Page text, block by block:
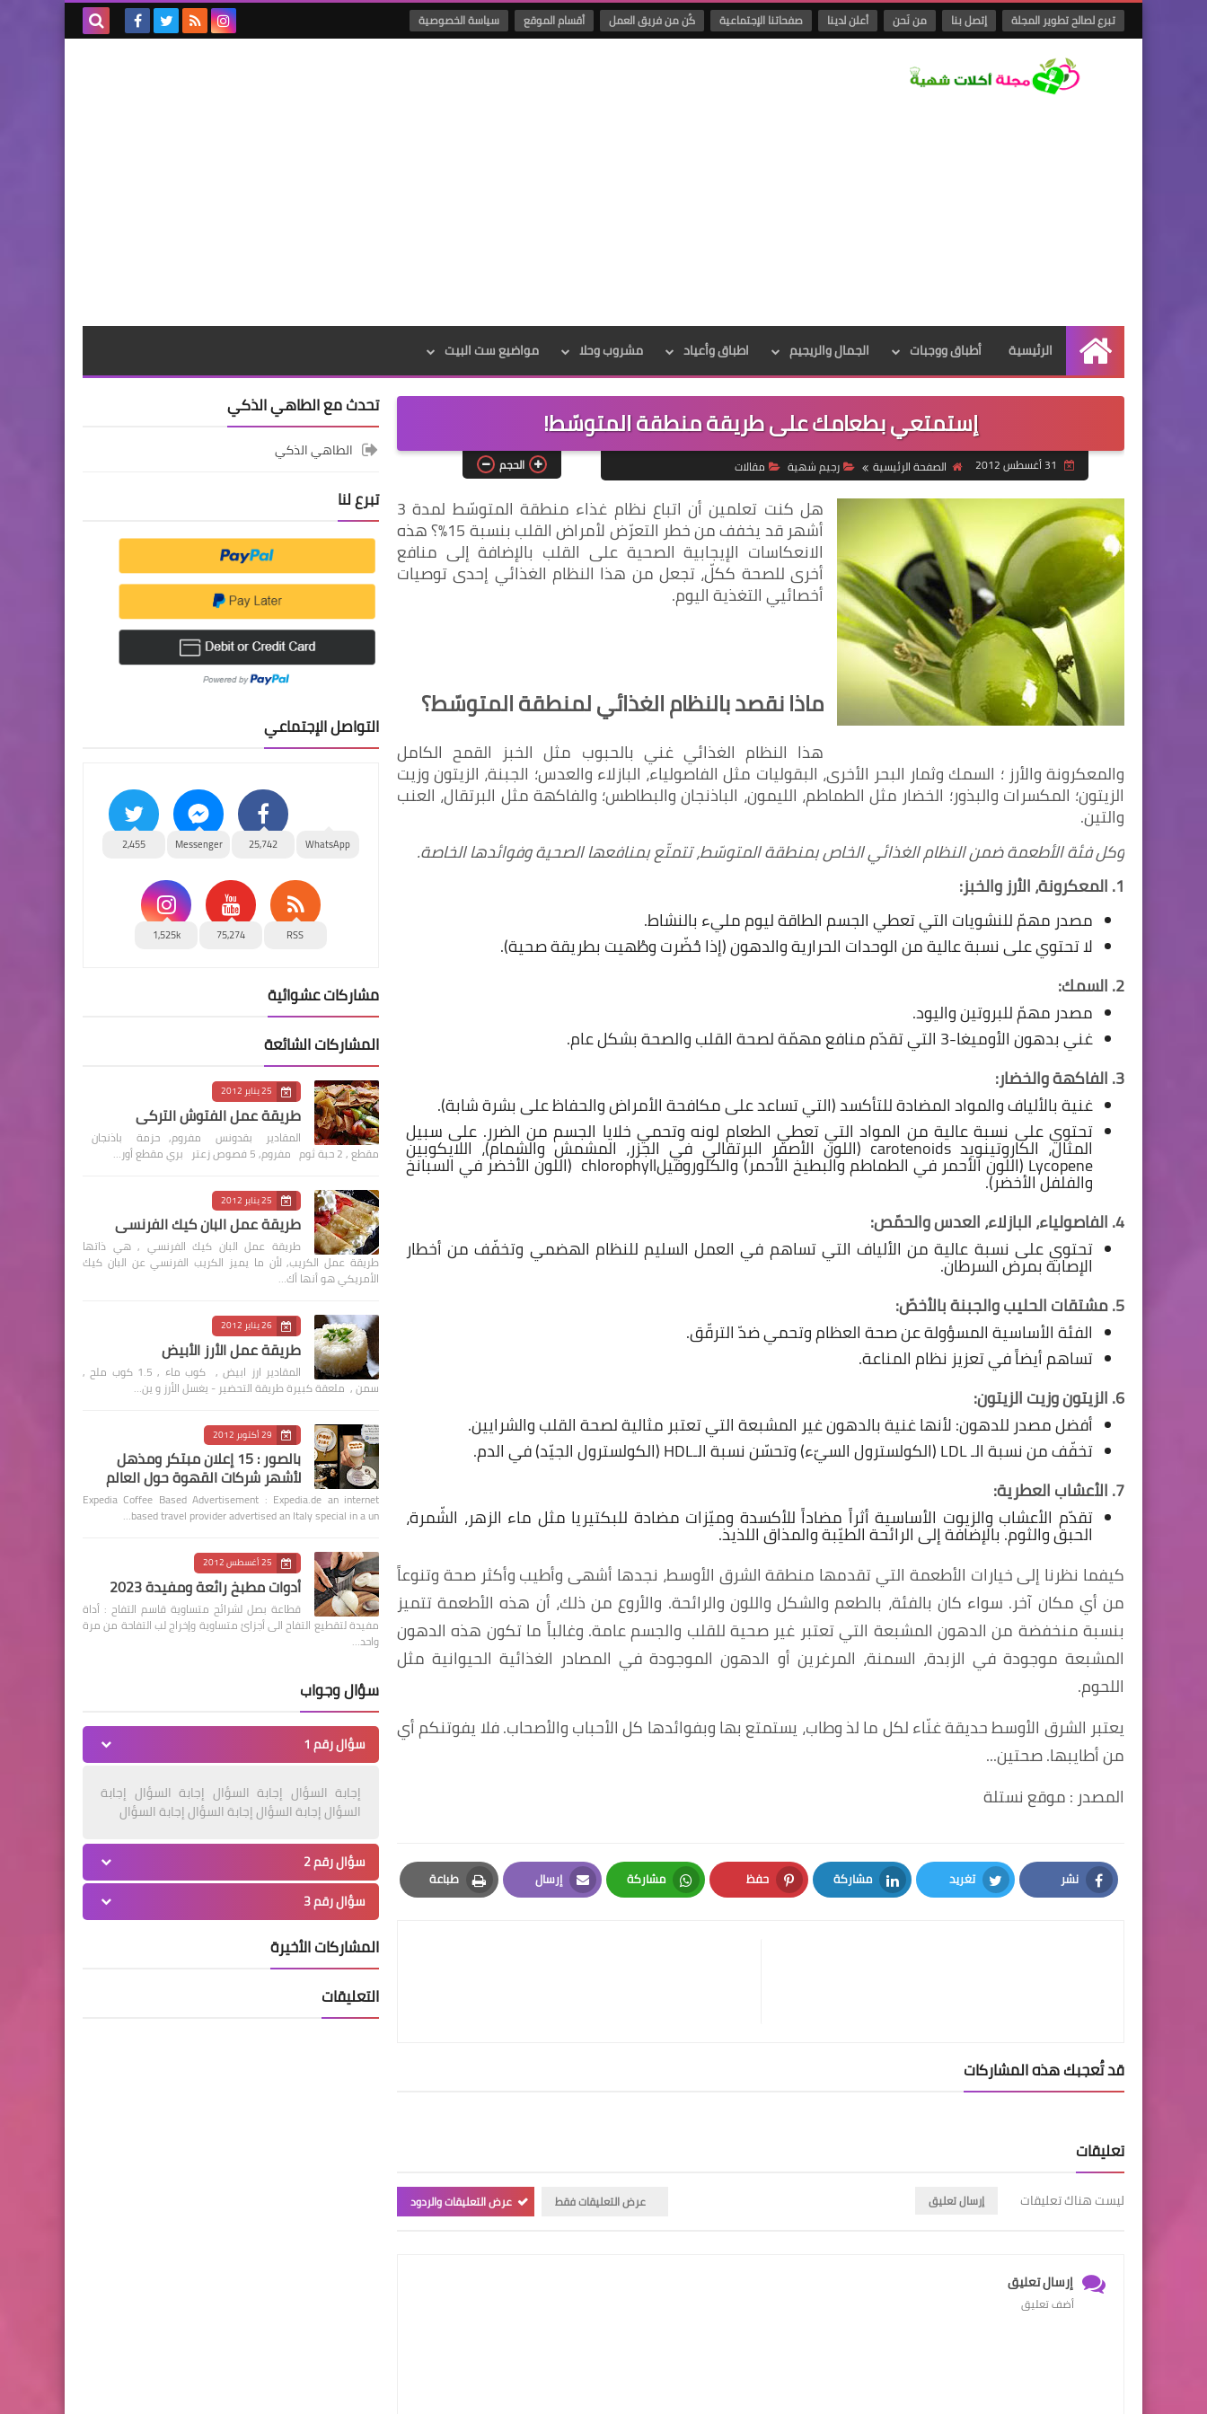
تبرع لصالح تطوير المجلة إتصل بنا من نَحن أعلن لدينا صفحاتنا الإجتماعية كُن من فريق العمل أقسام الموقع سياسة الخصوصية
الرئيسية
الرئيسية أطباق ووجبات الجمال والريجيم اطباق وأعياد مشروب وحلا مواضيع ست البيت
إستمتعي بطعامك على طريقة منطقة المتوسّط!
الصفحة الرئيسية رجيم شهية مقالات الحجم
هل كنت تعلمين أن اتباع نظام غذاء منطقة المتوسّط لمدة 3
أشهر قد يخفف من خطر التعرّض لأمراض القلب بنسبة 15%؟ هذه
الانعكاسات الإيجابية الصحية على القلب بالإضافة إلى منافع
أخرى للصحة ككلّ، تجعل من هذا النظام الغذائي إحدى توصيات
أخصائيي التغذية اليوم.
ماذا نقصد بالنظام الغذائي لمنطقة المتوسّط؟
هذا النظام الغذائي غني بالحبوب مثل الخبز القمح الكامل
والمعكرونة والأرز ؛ السمك وثمار البحر الأخرى، البقوليات مثل الفاصولياء، البازلاء والعدس؛ الجبنة، الزيتون وزيت
الزيتون؛ المكسرات والبذور؛ الخضار مثل الطماطم، الليمون، الباذنجان والبطاطس؛ والفاكهة مثل البرتقال، العنب
والتين.
وكل فئة الأطعمة ضمن النظام الغذائي الخاص بمنطقة المتوسّط، تتمتّع بمنافعها الصحية وفوائدها الخاصة.
1. المعكرونة، الأرز والخبز:
مصدر مهمّ للنشويات التي تعطي الجسم الطاقة ليوم مليء بالنشاط.
لا تحتوي على نسبة عالية من الوحدات الحرارية والدهون (إذا حُضّرت وطُهيت بطريقة صحية).
2. السمك:
مصدر مهمّ للبروتين واليود.
غني بدهون الأوميغا-3 التي تقدّم منافع مهمّة لصحة القلب والصحة بشكل عام.
3. الفاكهة والخضار:
غنية بالألياف والمواد المضادة للتأكسد (التي تساعد على مكافحة الأمراض والحفاظ على بشرة شابة).
تحتوي على نسبة عالية من المواد التي تعطي الطعام لونه وتحمي خلايا الجسم من الضرر. على سبيل
المثال، الكاروتينويد carotenoids (اللون الأصفر البرتقالي في الجزر، المشمش والشمام)، اللايكوبين
Lycopene (اللون الأحمر في الطماطم والبطيخ الأحمر) والكلوروفيلchlorophyll (اللون الأخضر في السبانخ
والفلفل الأخضر).
4. الفاصولياء، البازلاء، العدس والحمّص:
تحتوي على نسبة عالية من الألياف التي تساهم في العمل السليم للنظام الهضمي وتخفّف من أخطار
الإصابة بمرض السرطان.
5. مشتقات الحليب والجبنة بالأخصّ:
الفئة الأساسية المسؤولة عن صحة العظام وتحمي ضدّ الترقّق.
تساهم أيضاً في تعزيز نظام المناعة.
6. الزيتون وزيت الزيتون:
أفضل مصدر للدهون: لأنها غنية بالدهون غير المشبعة التي تعتبر مثالية لصحة القلب والشرايين.
تخفّف من نسبة الـ LDL (الكولسترول السيّء) وتحسّن نسبة الـHDL (الكولسترول الجيّد) في الدم.
7. الأعشاب العطرية:
تقدّم الأعشاب والزيوت الأساسية أثراً مضاداً للأكسدة وميّزات مضادة للبكتيريا مثل ماء الزهر، الشّمرة،
الحبق والثوم. بالإضافة إلى الرائحة الطيّبة والمذاق اللذيذ.
كيفما نظرنا إلى خيارات الأطعمة التي تقدمها منطقة الشرق الأوسط، نجدها أشهى وأطيب وأكثر صحة وتنوعاً
من أي مكان آخر. سواء كان بالفئة، بالطعم والشكل واللون والرائحة. والأروع من ذلك، أن هذه الأطعمة تتميز
بنسبة منخفضة من الدهون المشبعة التي تعتبر غير صحية للقلب والجسم عامة. وغالباً ما تكون هذه الدهون
المشبعة موجودة في الزبدة، السمنة، المرغرين أو الدهون الموجودة في المصادر الغذائية الحيوانية مثل
اللحوم.
يعتبر الشرق الأوسط حديقة غنّاء لكل ما لذ وطاب، يستمتع بها وبفوائدها كل الأحباب والأصحاب. فلا يفوتنكم أي
من أطايبها. صحتين...
المصدر : موقع نستلة
نشر
Facebook
تغريد
Twitter
مشاركة
LinkedIn
حفظ
Pinterest
مشاركة
Whatsapp
إرسال
Email
طباعة
Print
قد تُعجبك هذه المشاركات
تعليقات
ليست هناك تعليقات إرسال تعليق عرض التعليقات فقط عرض التعليقات والردود
إرسال تعليق
أضف تعليق
تحدث مع الطاهي الذكي
الطاهي الذكي
تبرع لنا
التواصل الإجتماعي
WhatsApp
25,742
Messenger
2,455
RSS
75,274
1,525k
مشاركات عشوائية
المشاركات الشائعة
25 يناير 2012
طريقة عمل الفتوش التركي
المقادير بقدونس مفروم, حزمة باذنجان
مقطع , 2 حبة ثوم مفروم, 5 فصوص زعتر بري مقطع أور…
25 يناير 2012
طريقة عمل البان كيك الفرنسي
طريقة عمل البان كيك الفرنسي , هي ذاتها
طريقة عمل الكريب, لأن ما يميز الكريب الفرنسي عن البان كيك
الأمريكي هو أنها أك…
26 يناير 2012
طريقة عمل الأرز الأبيض
المقادير ارز ابيض , كوب ماء , 1.5 كوب ملح ,
سمن , ملعقة كبيرة طريقة التحضير - يغسل الأرز و ين…
29 أكتوبر 2012
بالصور : 15 إعلان مبتكر ومذهل
لأشهر شركات القهوة حول العالم
Expedia Coffee Based Advertisement : Expedia.de an internet
based travel provider advertised an Italy special in a un…
25 أغسطس 2012
أدوات مطبخ رائعة ومفيدة 2023
قطاعة بصل لشرائح متساوية قاسم التفاح : أداة
مفيدة لتقطيع التفاح الى أجزائ متساوية وإخراج لب التفاحة من مرة
واحد…
سؤال وجواب
سؤال رقم 1
إجابة السؤال إجابة السؤال إجابة السؤال إجابة
السؤال إجابة السؤال إجابة السؤال إجابة السؤال
سؤال رقم 2
سؤال رقم 3
المشاركات الأخيرة
التعليقات